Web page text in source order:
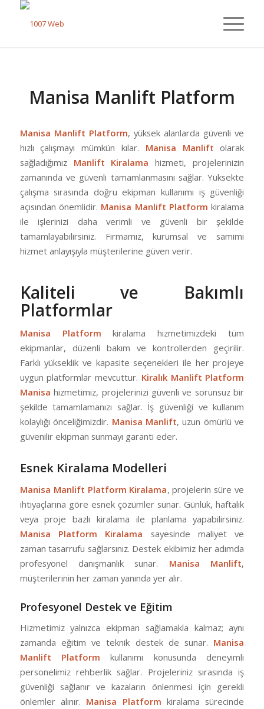
Manisa Manlift Platform
Manisa Manlift Platform, yüksek alanlarda güvenli ve
hızlı çalışmayı mümkün kılar. Manisa Manlift olarak
sağladığımız Manlift Kiralama hizmeti, projelerinizin
zamanında ve güvenli tamamlanmasını sağlar. Yüksekte
çalışma sırasında doğru ekipman kullanımı iş güvenliği
açısından önemlidir. Manisa Manlift Platform kiralama
ile işlerinizi daha verimli ve güvenli bir şekilde
tamamlayabilirsiniz. Firmamız, kurumsal ve samimi
hizmet anlayışıyla müşterilerine güven verir.
Kaliteli ve Bakımlı
Platformlar
Manisa Platform kiralama hizmetimizdeki tüm
ekipmanlar, düzenli bakım ve kontrollerden geçirilir.
Farklı yükseklik ve kapasite seçenekleri ile her projeye
uygun platformlar mevcuttur. Kiralık Manlift Platform
Manisa hizmetimiz, projelerinizi güvenli ve sorunsuz bir
şekilde tamamlamanızı sağlar. İş güvenliği ve kullanım
kolaylığı önceliğimizdir. Manisa Manlift, uzun ömürlü ve
güvenilir ekipman sunmayı garanti eder.
Esnek Kiralama Modelleri
Manisa Manlift Platform Kiralama, projelerin süre ve
ihtiyaçlarına göre esnek çözümler sunar. Günlük, haftalık
veya proje bazlı kiralama ile planlama yapabilirsiniz.
Manisa Platform Kiralama sayesinde maliyet ve
zaman tasarrufu sağlarsınız. Destek ekibimiz her adımda
profesyonel danışmanlık sunar. Manisa Manlift,
müşterilerinin her zaman yanında yer alır.
Profesyonel Destek ve Eğitim
Hizmetimiz yalnızca ekipman sağlamakla kalmaz; aynı
zamanda eğitim ve teknik destek de sunar. Manisa
Manlift Platform kullanımı konusunda deneyimli
personelimiz rehberlik sağlar. Projeleriniz sırasında iş
güvenliği sağlanır ve kazaların önlenmesi için gerekli
önlemler alınır. Manisa Platform kiralama sürecinde